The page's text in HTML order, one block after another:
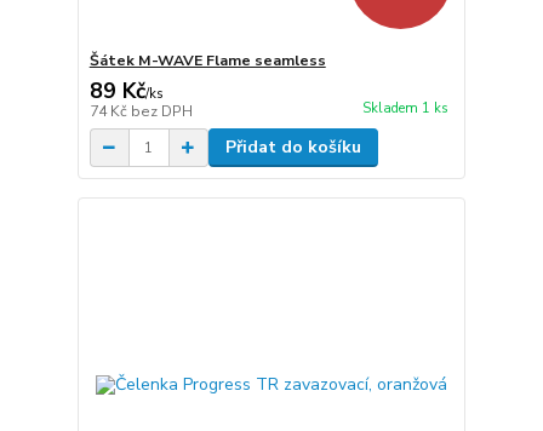
Šátek M-WAVE Flame seamless
89 Kč/ks
74 Kč bez DPH Skladem 1 ks
Přidat do košíku